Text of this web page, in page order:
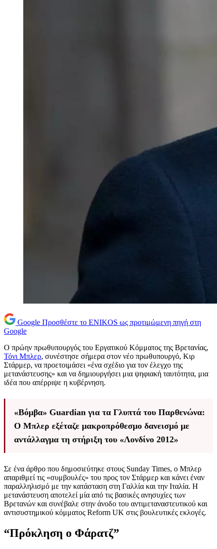
Google Προσθέστε το ENIKOS ως προτιμώμενη πηγή στη
Google
Ο πρώην πρωθυπουργός του Εργατικού Κόμματος της Βρετανίας,
Τόνι Μπλερ, συνέστησε σήμερα στον νέο πρωθυπουργό, Κιρ
Στάρμερ, να προετοιμάσει «ένα σχέδιο για τον έλεγχο της
μετανάστευσης» και να δημιουργήσει μια ψηφιακή ταυτότητα, μια
ιδέα που απέρριψε η κυβέρνηση.
«Βόμβα» Guardian για τα Γλυπτά του Παρθενώνα:
Ο Μπλερ εξέταζε μακροπρόθεσμο δανεισμό με
αντάλλαγμα τη στήριξη του «Λονδίνο 2012»
Σε ένα άρθρο που δημοσιεύτηκε στους Sunday Times, ο Μπλερ
απαριθμεί τις «συμβουλές» του προς τον Στάρμερ και κάνει έναν
παραλληλισμό με την κατάσταση στη Γαλλία και την Ιταλία. Η
μετανάστευση αποτελεί μία από τις βασικές ανησυχίες των
Βρετανών και συνέβαλε στην άνοδο του αντιμεταναστευτικού και
αντισυστημικού κόμματος Reform UK στις βουλευτικές εκλογές.
“Πρόκληση ο Φάρατζ”